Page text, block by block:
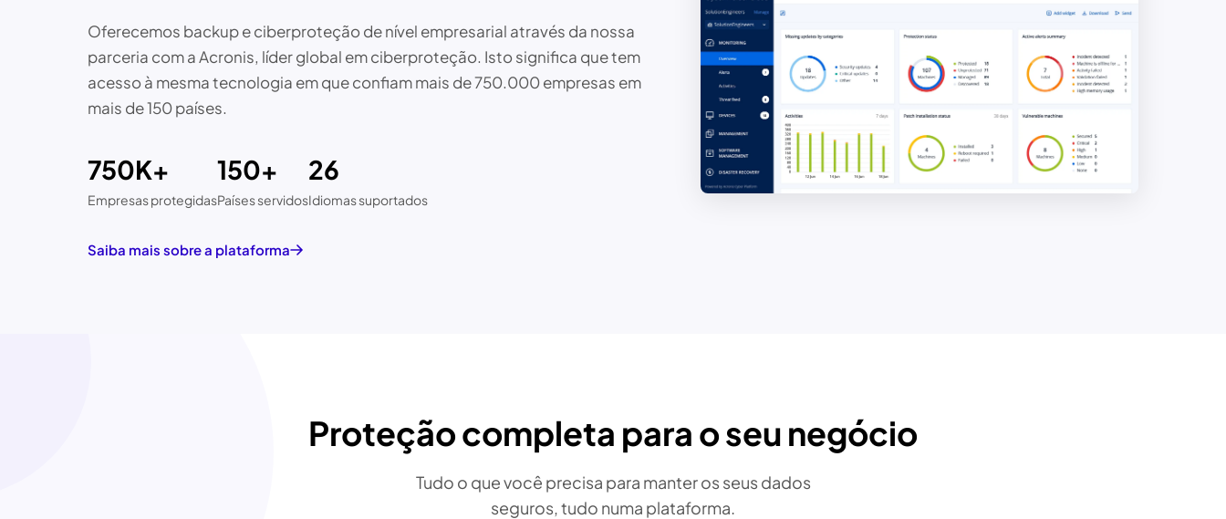
Oferecemos backup e ciberproteção de nível empresarial através da nossa
parceria com a Acronis, líder global em ciberproteção. Isto significa que tem
acesso à mesma tecnologia em que confiam mais de 750.000 empresas em
mais de 150 países.
750K+
Empresas protegidas
150+
Países servidos
26
Idiomas suportados
Saiba mais sobre a plataforma
Proteção completa para o seu negócio
Tudo o que você precisa para manter os seus dados
seguros, tudo numa plataforma.